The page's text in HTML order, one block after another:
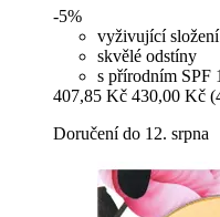
-5%
vyživující složení
skvělé odstíny
s přírodním SPF
407,85 Kč 430,00 Kč
Doručení do 12. srpna